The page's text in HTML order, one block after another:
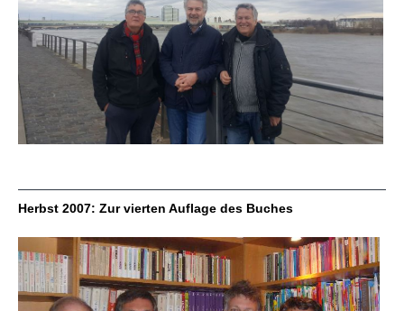
Herbst 2007: Zur vierten Auflage des Buches